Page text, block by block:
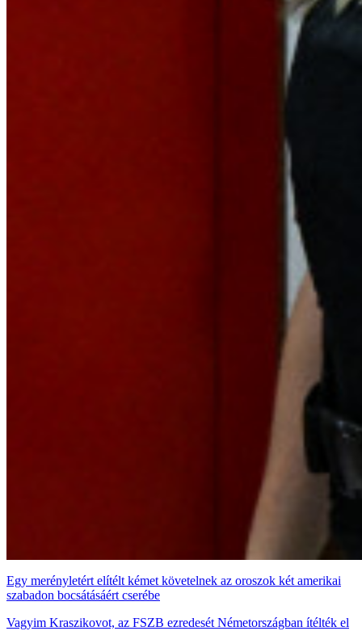
Egy merényletért elítélt kémet követelnek az oroszok két amerikai
szabadon bocsátásáért cserébe
Vagyim Kraszikovot, az FSZB ezredesét Németországban ítélték el